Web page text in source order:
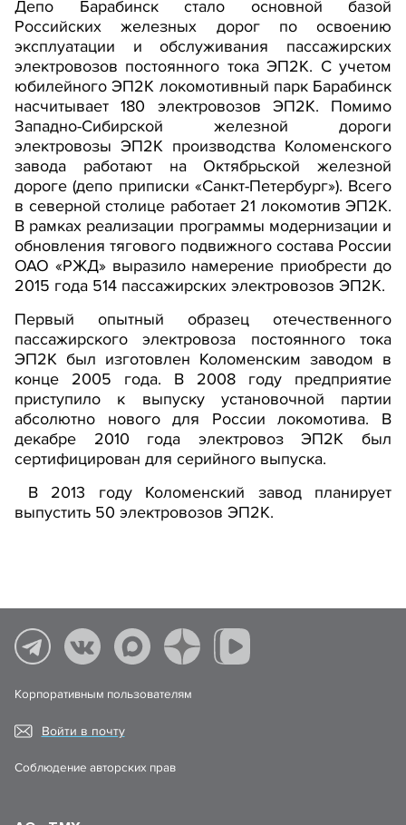
Депо Барабинск стало основной базой
Российских железных дорог по освоению
эксплуатации и обслуживания пассажирских
электровозов постоянного тока ЭП2К. С учетом
юбилейного ЭП2К локомотивный парк Барабинск
насчитывает 180 электровозов ЭП2К. Помимо
Западно-Сибирской железной дороги
электровозы ЭП2К производства Коломенского
завода работают на Октябрьской железной
дороге (депо приписки «Санкт-Петербург»). Всего
в северной столице работает 21 локомотив ЭП2К.
В рамках реализации программы модернизации и
обновления тягового подвижного состава России
ОАО «РЖД» выразило намерение приобрести до
2015 года 514 пассажирских электровозов ЭП2К.
Первый опытный образец отечественного
пассажирского электровоза постоянного тока
ЭП2К был изготовлен Коломенским заводом в
конце 2005 года. В 2008 году предприятие
приступило к выпуску установочной партии
абсолютно нового для России локомотива. В
декабре 2010 года электровоз ЭП2К был
сертифицирован для серийного выпуска.
В 2013 году Коломенский завод планирует
выпустить 50 электровозов ЭП2К.
Корпоративным пользователям
Войти в почту
Соблюдение авторских прав